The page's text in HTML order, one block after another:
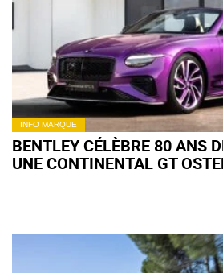
INFO MARQUE
BENTLEY CÉLÈBRE 80 ANS
UNE CONTINENTAL GT